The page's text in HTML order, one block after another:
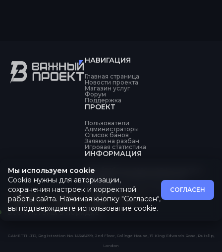
НАВИГАЦИЯ
Главная страница
Новости проекта
Магазин услуг
Форум
Поддержка
ПРОЕКТ
Пользователи
Администраторы
Список банов
Заявки на разбан
Игровая статистика
ИНФОРМАЦИЯ
Об обработке персональных данных
Оферта
Пользовательское соглашение
Все системы в порядке
GAMETTI LTD, Registration No. 14348659, 2nd Floor, College House, 17 King Edwards Road, Ruislip,
London
Мы используем cookie
Cookie нужны для авторизации,
сохранения настроек и корректной
работы сайта. Нажимая кнопку "Согласен",
вы подтверждаете использование cookie.
СОГЛАСЕН